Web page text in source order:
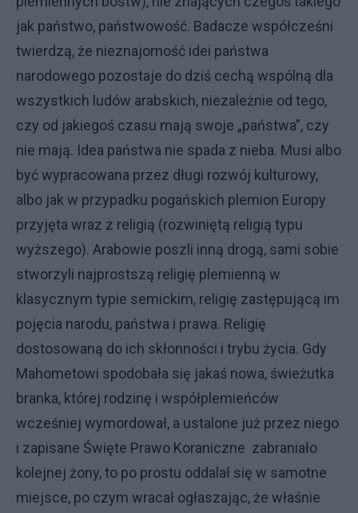
jak państwo, państwowość. Badacze współcześni
twierdzą, że nieznajomość idei państwa
narodowego pozostaje do dziś cechą wspólną dla
wszystkich ludów arabskich, niezależnie od tego,
czy od jakiegoś czasu mają swoje „państwa”, czy
nie mają. Idea państwa nie spada z nieba. Musi albo
być wypracowana przez długi rozwój kulturowy,
albo jak w przypadku pogańskich plemion Europy
przyjęta wraz z religią (rozwiniętą religią typu
wyższego). Arabowie poszli inną drogą, sami sobie
stworzyli najprostszą religię plemienną w
klasycznym typie semickim, religię zastępującą im
pojęcia narodu, państwa i prawa. Religię
dostosowaną do ich skłonności i trybu życia. Gdy
Mahometowi spodobała się jakaś nowa, świeżutka
branka, której rodzinę i współplemieńców
wcześniej wymordował, a ustalone już przez niego
i zapisane Święte Prawo Koraniczne zabraniało
kolejnej żony, to po prostu oddalał się w samotne
miejsce, po czym wracał ogłaszając, że właśnie